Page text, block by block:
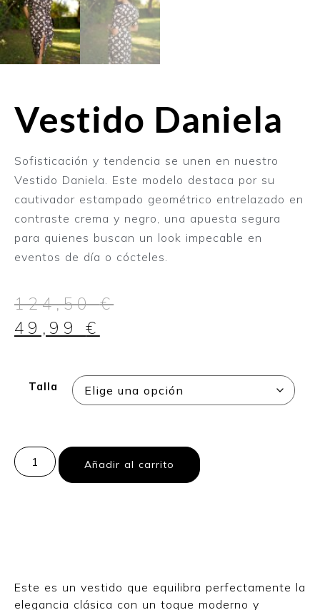
Vestido Daniela
Sofisticación y tendencia se unen en nuestro
Vestido Daniela. Este modelo destaca por su
cautivador estampado geométrico entrelazado en
contraste crema y negro, una apuesta segura
para quienes buscan un look impecable en
eventos de día o cócteles.
124,50€
49,99€
Talla
Añadir al carrito
Este es un vestido que equilibra perfectamente la
elegancia clásica con un toque moderno y